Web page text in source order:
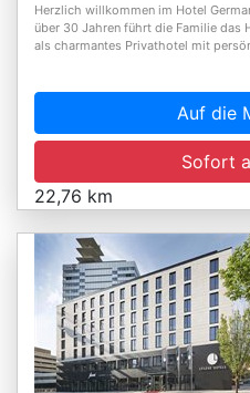
Herzlich willkommen im Hotel
über 30 Jahren führt die Familie das
als charmantes Privathotel mit
Auf die
Sofort
22,76 km